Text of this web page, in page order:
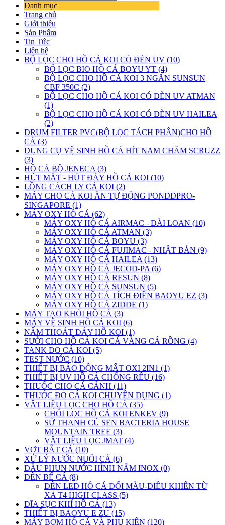
Danh mục
Trang chủ
Giới thiệu
Sản Phẩm
Tin Tức
Liên hệ
BỘ LỌC CHO HỒ CÁ KOI CÓ ĐÈN UV (10)
BỘ LỌC BIO HỒ CÁ BOYU YT (4)
BỘ LỌC CHO HỒ CÁ KOI 3 NGĂN SUNSUN
CBF 350C (2)
BỘ LỌC CHO HỒ CÁ KOI CÓ ĐÈN UV ATMAN
(1)
BỘ LỌC CHO HỒ CÁ KOI CÓ ĐÈN UV HAILEA
(2)
DRUM FILTER PVC(BỘ LỌC TÁCH PHÂN)CHO HỒ
CÁ (3)
DỤNG CỤ VỆ SINH HỒ CÁ HÍT NAM CHÂM SCRUZZ
(3)
HỒ CÁ BỘ JENECA (3)
HÚT MẶT - HÚT ĐÁY HỒ CÁ KOI (10)
LỒNG CÁCH LY CÁ KOI (2)
MÁY CHO CÁ KOI ĂN TỰ ĐỘNG PONDDPRO-
SINGAPORE (1)
MÁY OXY HỒ CÁ (62)
MÁY OXY HỒ CÁ AIRMAC - ĐÀI LOAN (10)
MÁY OXY HỒ CÁ ATMAN (3)
MÁY OXY HỒ CÁ BOYU (3)
MÁY OXY HỒ CÁ FUJIMAC - NHẬT BẢN (9)
MÁY OXY HỒ CÁ HAILEA (13)
MÁY OXY HỒ CÁ JECOD-PA (6)
MÁY OXY HỒ CÁ RESUN (8)
MÁY OXY HỒ CÁ SUNSUN (5)
MÁY OXY HỒ CÁ TÍCH ĐIÊN BAOYU EZ (3)
MÁY OXY HỒ CÁ ZIDDE (1)
MÁY TẠO KHÓI HỒ CÁ (3)
MÁY VỆ SINH HỒ CÁ KOI (6)
NẤM THOÁT ĐÁY HỒ KOI (1)
SƯỞI CHO HỒ CÁ KOI CÁ VÀNG CÁ RỒNG (4)
TANK ĐO CÁ KOI (5)
TEST NƯỚC (10)
THIẾT BỊ BÁO ĐỘNG MẤT OXI 2IN1 (1)
THIẾT BỊ UV HỒ CÁ CHỐNG RÊU (16)
THUỐC CHO CÁ CẢNH (11)
THƯỚC ĐO CÁ KOI CHUYÊN DỤNG (1)
VẬT LIỆU LỌC CHO HỒ CÁ (35)
CHỔI LỌC HỒ CÁ KOI ENKEV (9)
SỨ THANH CỦ SEN BACTERIA HOUSE
MOUNTAIN TREE (3)
VẬT LIỆU LỌC JMAT (4)
VỢT BẮT CÁ (10)
XỬ LÝ NƯỚC NUÔI CÁ (6)
ĐẦU PHUN NƯỚC HÌNH NẤM INOX (0)
ĐÈN BỂ CÁ (8)
ĐÈN LED HỒ CÁ ĐỔI MÀU-ĐIỀU KHIỂN TỪ
XA T4 HIGH CLASS (5)
ĐĨA SỤC KHÍ HỒ CÁ (13)
THIẾT BỊ BAOYU E ZU (15)
MÁY BƠM HỒ CÁ VÀ PHỤ KIỆN (120)